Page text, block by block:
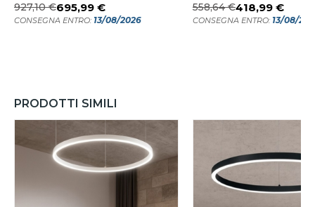
927,10 €695,99 €
CONSEGNA ENTRO: 13/08/2026
558,64 €418,99 €
CONSEGNA ENTRO: 13/08/
PRODOTTI SIMILI